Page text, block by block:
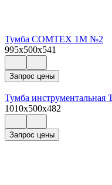
Тумба COMTEX 1М №2
995x500x541
Запрос цены
Тумба инструментальная
1010x500x482
Запрос цены